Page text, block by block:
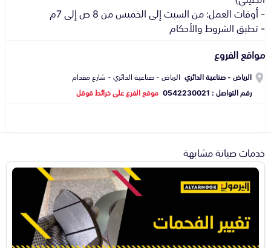
- تطبق الشروط والأحكام
مواقع الفروع
الرياض - صناعية الدائري الرياض - صناعية الدائري - شارع مقدام
رقم التواصل : 0542230021
موقع الفرع على خرائط قوقل
خدمات صيانة مشابهة